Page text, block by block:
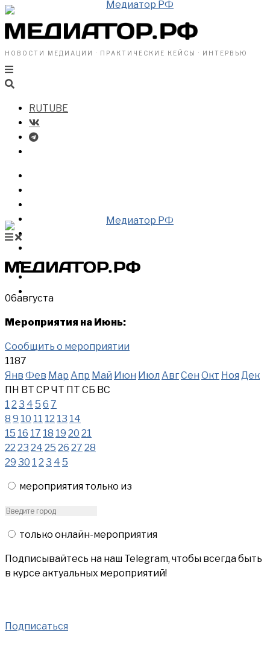
НОВОСТИ МЕДИАЦИИ · ПРАКТИЧЕСКИЕ КЕЙСЫ · ИНТЕРВЬЮ
RUTUBE
ВИДЕО
06августа
Мероприятия на Июнь:
Сообщить о мероприятии
1187
Янв Фев Мар Апр Май Июн Июл АвгСен Окт Ноя Дек
ПН ВТ СР ЧТ ПТ СБ ВС
1 2 3 4 5 6 7
8 9 10 11 12 13 14
15 16 17 18 19 20 21
22 23 24 25 26 27 28
29 30 1 2 3 4 5
мероприятия только из
только онлайн-мероприятия
Подписывайтесь на наш Telegram, чтобы всегда быть
в курсе актуальных мероприятий!
Подписаться